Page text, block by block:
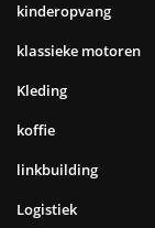
kinderopvang
klassieke motoren
Kleding
koffie
linkbuilding
Logistiek